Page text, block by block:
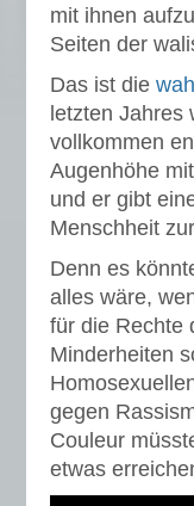
mit ihnen
Seiten der
Das ist die
letzten Jahres
vollkommen
Augenhöhe
und er gibt
Menschheit
Denn es
alles wäre,
für die Rechte
Minderheiten
gegen
Couleur
etwas